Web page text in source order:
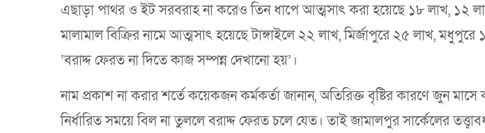
এছাড়া পাথর ও ইট সরবরাহ না করেও তিন ধাপে আত্মসাৎ করা হয়েছে ১৮ লাখ, ১২
মালামাল বিক্রির নামে আত্মসাৎ হয়েছে টাঙ্গাইলে ২২ লাখ, মির্জাপুরে ২৫ লাখ, মধুপুরে
‘বরাদ্দ ফেরত না দিতে কাজ সম্পন্ন দেখানো হয়’।
নাম প্রকাশ না করার শর্তে কয়েকজন কর্মকর্তা জানান, অতিরিক্ত বৃষ্টির কারণে জুন
নির্ধারিত সময়ে বিল না তুললে বরাদ্দ ফেরত চলে যেত। তাই জামালপুর সার্কেলের